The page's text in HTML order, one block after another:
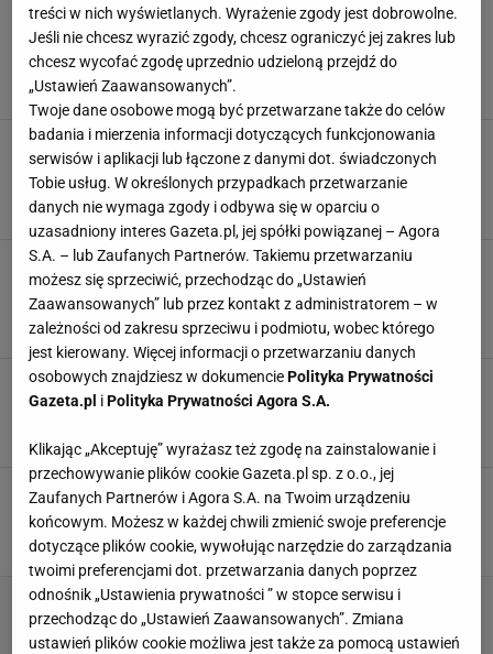
Vintage glass - szkło z lat 80. powraca.
Kolorowe kieliszki i rżnięty kryształ rządzą na
stole
AMSTERDAM ANSWEAR
Ta zastawa sprawia, że stół wygląda jak z
luksusowej restauracji. Asymetryczny kieliszek
to nasz faworyt
ANSWEAR KIELISZEK LAMPA SZTUĆCE
Jak urządzić małą kuchnię, by była praktyczna
i funkcjonalna? To 3 sprawdzone triki
ARANŻACJE WNĘTRZ KUCHNIA NACZYNIA KUCHENNE
ORGANIZER ŚCIENNY
Ceramika w stylu dopamine decor w sam raz na
wiosnę - wygląda jak z włoskiej galerii z lat 80.
Znalazłam filiżnaki z kwiatem lotosu. Mają
delikatne zdobienia i są bardzo eleganckie
FILIŻANKA NAJPIĘKNIEJSZE FILIŻANKI TALERZE VILLA ITALIA
treści w nich wyświetlanych. Wyrażenie zgody jest dobrowolne.
Jeśli nie chcesz wyrazić zgody, chcesz ograniczyć jej zakres lub
chcesz wycofać zgodę uprzednio udzieloną przejdź do
„Ustawień Zaawansowanych”.
Twoje dane osobowe mogą być przetwarzane także do celów
badania i mierzenia informacji dotyczących funkcjonowania
serwisów i aplikacji lub łączone z danymi dot. świadczonych
Tobie usług. W określonych przypadkach przetwarzanie
danych nie wymaga zgody i odbywa się w oparciu o
uzasadniony interes Gazeta.pl, jej spółki powiązanej – Agora
S.A. – lub Zaufanych Partnerów. Takiemu przetwarzaniu
możesz się sprzeciwić, przechodząc do „Ustawień
Zaawansowanych” lub przez kontakt z administratorem – w
zależności od zakresu sprzeciwu i podmiotu, wobec którego
jest kierowany. Więcej informacji o przetwarzaniu danych
osobowych znajdziesz w dokumenciePolityka Prywatności
Gazeta.pl iPolityka Prywatności Agora S.A.
Klikając „Akceptuję” wyrażasz też zgodę na zainstalowanie i
przechowywanie plików cookie Gazeta.pl sp. z o.o., jej
Zaufanych Partnerów i Agora S.A. na Twoim urządzeniu
końcowym. Możesz w każdej chwili zmienić swoje preferencje
dotyczące plików cookie, wywołując narzędzie do zarządzania
twoimi preferencjami dot. przetwarzania danych poprzez
odnośnik „Ustawienia prywatności ” w stopce serwisu i
przechodząc do „Ustawień Zaawansowanych”. Zmiana
ustawień plików cookie możliwa jest także za pomocą ustawień